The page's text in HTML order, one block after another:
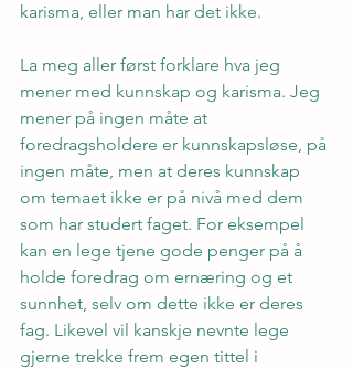
karisma, eller man har det ikke.
La meg aller først forklare hva jeg
mener med kunnskap og karisma. Jeg
mener på ingen måte at
foredragsholdere er kunnskapsløse, på
ingen måte, men at deres kunnskap
om temaet ikke er på nivå med dem
som har studert faget. For eksempel
kan en lege tjene gode penger på å
holde foredrag om ernæring og et
sunnhet, selv om dette ikke er deres
fag. Likevel vil kanskje nevnte lege
gjerne trekke frem egen tittel i